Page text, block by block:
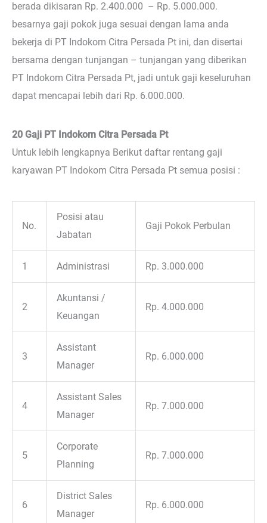
berada dikisaran Rp. 2.400.000 – Rp. 5.000.000.
besarnya gaji pokok juga sesuai dengan lama anda
bekerja di PT Indokom Citra Persada Pt ini, dan disertai
bersama dengan tunjangan – tunjangan yang diberikan
PT Indokom Citra Persada Pt, jadi untuk gaji keseluruhan
dapat mencapai lebih dari Rp. 6.000.000.
20 Gaji PT Indokom Citra Persada Pt
Untuk lebih lengkapnya Berikut daftar rentang gaji
karyawan PT Indokom Citra Persada Pt semua posisi :
No.
Posisi atau
Jabatan
Gaji Pokok Perbulan
1 Administrasi Rp. 3.000.000
2
Akuntansi /
Keuangan
Rp. 4.000.000
3
Assistant
Manager
Rp. 6.000.000
4
Assistant Sales
Manager
Rp. 7.000.000
5
Corporate
Planning
Rp. 7.000.000
6
District Sales
Manager
Rp. 6.000.000